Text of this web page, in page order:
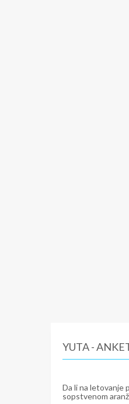
YUTA -
Da li na letovanje
sopstvenom